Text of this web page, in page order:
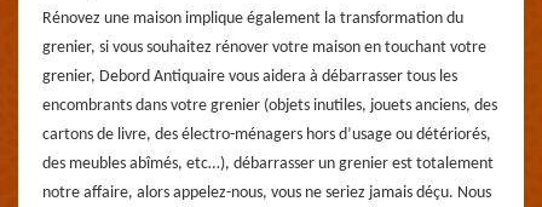
Rénovez une maison implique également la transformation du
grenier, si vous souhaitez rénover votre maison en touchant votre
grenier, Debord Antiquaire vous aidera à débarrasser tous les
encombrants dans votre grenier (objets inutiles, jouets anciens, des
cartons de livre, des électro-ménagers hors d’usage ou détériorés,
des meubles abîmés, etc…), débarrasser un grenier est totalement
notre affaire, alors appelez-nous, vous ne seriez jamais déçu. Nous